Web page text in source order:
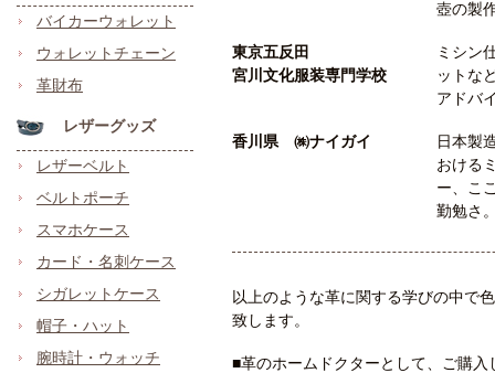
バイカーウォレット
ウォレットチェーン
革財布
レザーグッズ
レザーベルト
ベルトポーチ
スマホケース
カード・名刺ケース
シガレットケース
帽子・ハット
腕時計・ウォッチ
壺の製
東京五反田
宮川文化服装専門学校
ミシン
ットな
アドバ
香川県 ㈱ナイガイ
日本製
おける
ー、こ
勤勉さ
以上のような革に関する学びの中で
致します。
■革のホームドクターとして、ご購